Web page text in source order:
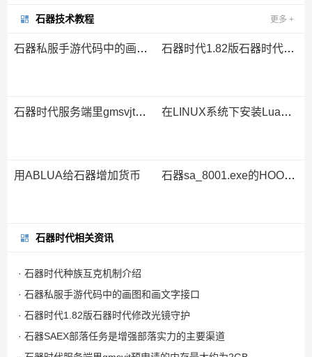
石器技术教程 更多 +
石器私服手游代码中的画图和画文字接口 石器时代1.82版石器时代修改光镜守护
石器时代服务端里gmsvjt预申请的内存最大约为2GB 在LINUX系统下安装Lua的扩展库LuaSocket
用ABLUA给石器增加货币 石器sa_8001.exe的HOOK技术
石器时代相关资讯
· 石器时代种族互克机制介绍
· 石器私服手游代码中的画图和画文字接口
· 石器时代1.82版石器时代修改光镜守护
· 石器SAEX部落任务是增强部落实力的主要渠道